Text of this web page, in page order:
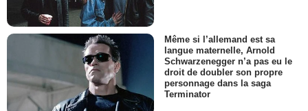
Même si l’allemand est sa
langue maternelle, Arnold
Schwarzenegger n’a pas eu le
droit de doubler son propre
personnage dans la saga
Terminator